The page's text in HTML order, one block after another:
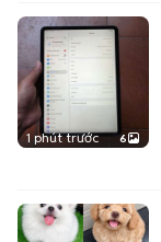
1 phút trước 6